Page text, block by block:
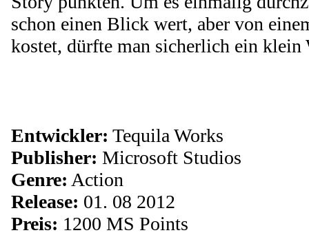
schon einen Blick wert, aber von
kostet, dürfte man sicherlich ein klein
Entwickler: Tequila Works
Publisher: Microsoft Studios
Genre: Action
Release: 01. 08 2012
Preis: 1200 MS Points